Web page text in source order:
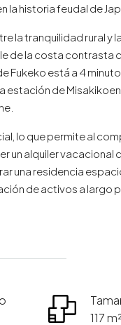
la historia feudal de
la tranquilidad rural y
de la costa contrasta
está a 4
estación de
lo que permite al
un alquiler vacacional
una residencia
de activos a largo
117